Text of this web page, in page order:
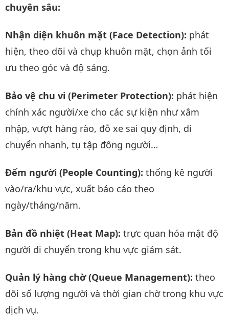
chuyên sâu:
Nhận diện khuôn mặt (Face Detection): phát
hiện, theo dõi và chụp khuôn mặt, chọn ảnh tối
ưu theo góc và độ sáng.
Bảo vệ chu vi (Perimeter Protection): phát hiện
chính xác người/xe cho các sự kiện như xâm
nhập, vượt hàng rào, đỗ xe sai quy định, di
chuyển nhanh, tụ tập đông người…
Đếm người (People Counting): thống kê người
vào/ra/khu vực, xuất báo cáo theo
ngày/tháng/năm.
Bản đồ nhiệt (Heat Map): trực quan hóa mật độ
người di chuyển trong khu vực giám sát.
Quản lý hàng chờ (Queue Management): theo
dõi số lượng người và thời gian chờ trong khu vực
dịch vụ.